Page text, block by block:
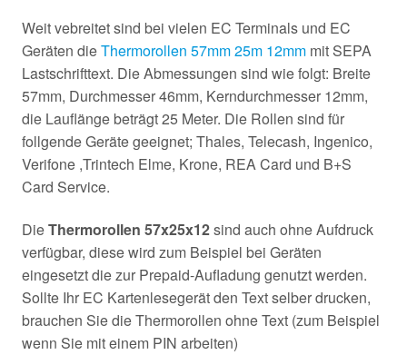
Weit vebreitet sind bei vielen EC Terminals und EC
Geräten dieThermorollen 57mm 25m 12mm mit SEPA
Lastschrifttext. Die Abmessungen sind wie folgt: Breite
57mm, Durchmesser 46mm, Kerndurchmesser 12mm,
die Lauflänge beträgt 25 Meter. Die Rollen sind für
follgende Geräte geeignet; Thales, Telecash, Ingenico,
Verifone ,Trintech Elme, Krone, REA Card und B+S
Card Service.
DieThermorollen 57x25x12sind auch ohne Aufdruck
verfügbar, diese wird zum Beispiel bei Geräten
eingesetzt die zur Prepaid-Aufladung genutzt werden.
Sollte Ihr EC Kartenlesegerät den Text selber drucken,
brauchen Sie die Thermorollen ohne Text (zum Beispiel
wenn Sie mit einem PIN arbeiten)